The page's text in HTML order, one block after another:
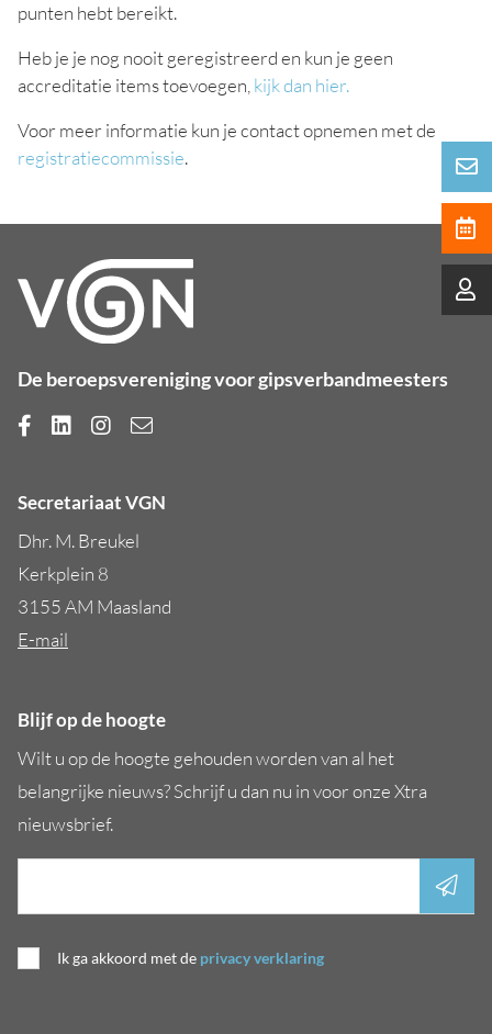
punten hebt bereikt.
Heb je je nog nooit geregistreerd en kun je geen
accreditatie items toevoegen, kijk dan hier.
Voor meer informatie kun je contact opnemen met de
registratiecommissie.
De beroepsvereniging voor gipsverbandmeesters
Secretariaat VGN
Dhr. M. Breukel
Kerkplein 8
3155 AM Maasland
E-mail
Blijf op de hoogte
Wilt u op de hoogte gehouden worden van al het
belangrijke nieuws? Schrijf u dan nu in voor onze Xtra
nieuwsbrief.
Ik ga akkoord met de privacy verklaring